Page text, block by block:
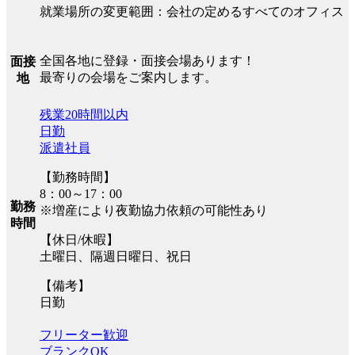
就業場所の変更範囲：会社の定めるすべてのオフィス
面接
地
全国各地に登録・面接会場あります！
最寄りの会場をご案内します。
勤務
時間
残業20時間以内
日勤
派遣社員
【勤務時間】
8：00～17：00
※増産により夜勤協力依頼の可能性あり
【休日/休暇】
土曜日、隔週日曜日、祝日
【備考】
日勤
フリーター歓迎
ブランクOK